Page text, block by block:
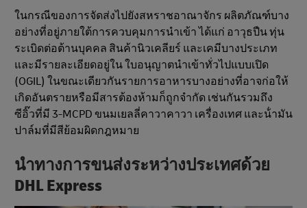
ในกรณีของการจัดส่งไปยังสหราชอาณาจักร ผลิตภัณฑ์บาง
อย่างที่อยู่ภายใต้การควบคุมการนําเข้า ได้แก่ อาวุธปืน ทุ่น
ระเบิดต่อต้านบุคคล สินค้านิวเคลียร์ และเคมีบางประเภท
และมีรายละเอียดอยู่ใน ใบอนุญาตนําเข้าทั่วไปแบบเปิด
(OGIL) ในขณะเดียวกันรายการอาหารบางอย่างที่อาจก่อให้
เกิดอันตรายหรือมีสารต้องห้ามก็ถูกจํากัด เช่นกันรวมถึง
ซีอิ๊วที่มี 3-MCPD ขนมเยลลี่คาวาคาวา เครื่องเทศ และน้ํามัน
ปาล์มที่มีสีย้อมผิดกฎหมาย
นําทางการขนส่งระหว่างประเทศด้วย
DHL Express